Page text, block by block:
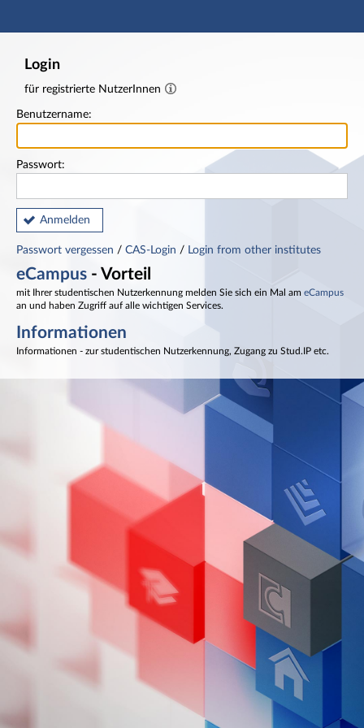
Hauptnavigation
Login
für registrierte NutzerInnen
Benutzername:
Passwort:
Anmelden
Passwort vergessen / CAS-Login / Login from other institutes
eCampus - Vorteil
mit Ihrer studentischen Nutzerkennung melden Sie sich ein Mal am eCampus
an und haben Zugriff auf alle wichtigen Services.
Informationen
Informationen - zur studentischen Nutzerkennung, Zugang zu Stud.IP etc.